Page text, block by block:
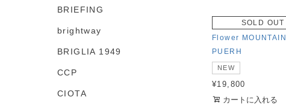
BRIEFING
brightway
BRIGLIA 1949
CCP
CIOTA
SOLD OUT
Flower MOUNTAIN
PUERH
NEW
¥19,800
カートに入れる